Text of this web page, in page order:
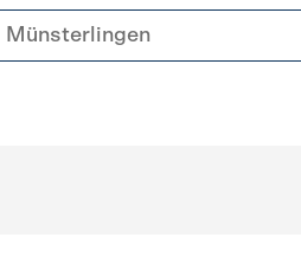
Münsterlingen